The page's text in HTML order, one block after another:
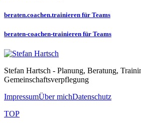
beraten.coachen.trainieren für Teams
beraten-coachen-trainieren für Teams
Stefan Hartsch - Planung, Beratung,
Gemeinschaftsverpflegung
ImpressumÜber michDatenschutz
TOP